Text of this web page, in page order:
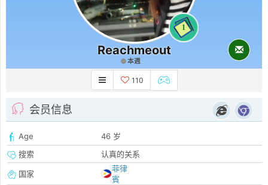
1
Reachmeout
本週
110
会员信息
Age
46 岁
搜索
认真的关系
国家
菲律
賓